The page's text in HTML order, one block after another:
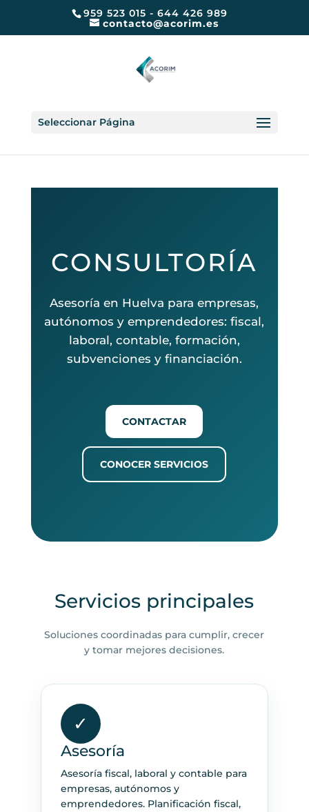
959 523 015 - 644 426 989
contacto@acorim.es
Seleccionar Página
CONSULTORÍA
Asesoría en Huelva para empresas,
autónomos y emprendedores: fiscal,
laboral, contable, formación,
subvenciones y financiación.
CONTACTAR
CONOCER SERVICIOS
Servicios principales
Soluciones coordinadas para cumplir, crecer
y tomar mejores decisiones.
✓
Asesoría
Asesoría fiscal, laboral y contable para
empresas, autónomos y
emprendedores. Planificación fiscal,